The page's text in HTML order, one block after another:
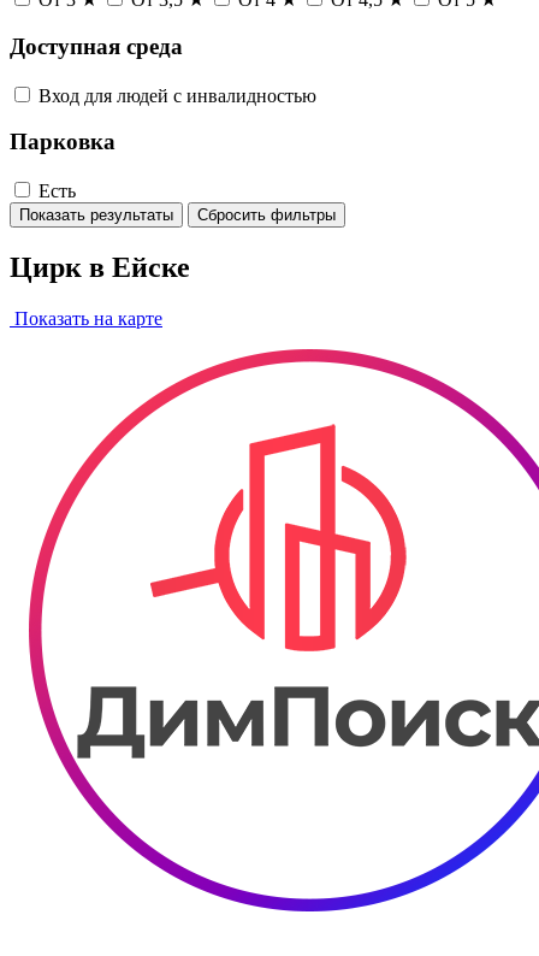
Доступная среда
Вход для людей с инвалидностью
Парковка
Есть
Показать результаты Сбросить фильтры
Цирк в Ейске
Показать на карте